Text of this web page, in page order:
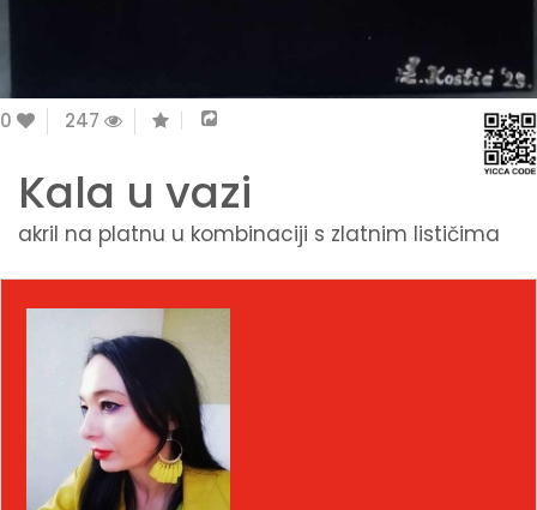
0 247
Kala u vazi
akril na platnu u kombinaciji s zlatnim lističima